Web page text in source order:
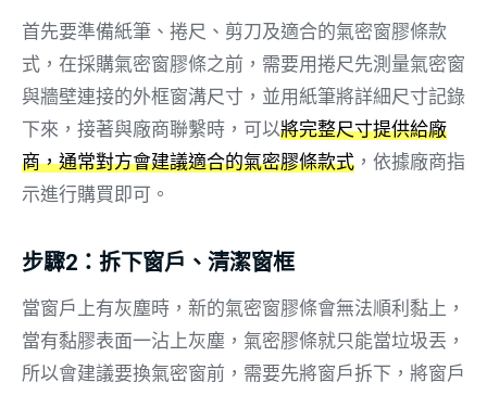
首先要準備紙筆、捲尺、剪刀及適合的氣密窗膠條款
式，在採購氣密窗膠條之前，需要用捲尺先測量氣密窗
與牆壁連接的外框窗溝尺寸，並用紙筆將詳細尺寸記錄
下來，接著與廠商聯繫時，可以將完整尺寸提供給廠
商，通常對方會建議適合的氣密膠條款式 ，依據廠商指
示進行購買即可。
步驟2：拆下窗戶、清潔窗框
當窗戶上有灰塵時，新的氣密窗膠條會無法順利黏上，
當有黏膠表面一沾上灰塵，氣密膠條就只能當垃圾丟，
所以會建議要換氣密窗前，需要先將窗戶拆下，將窗戶